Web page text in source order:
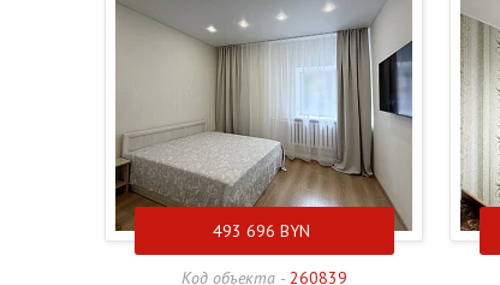
493 696 BYN
Код объекта - 260839